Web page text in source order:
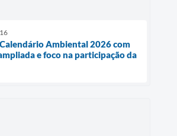
Ambiental 2026 com
e foco na participação da